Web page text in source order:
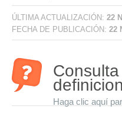
ÚLTIMA ACTUALIZACIÓN: 22
FECHA DE PUBLICACIÓN: 22
Haga clic aquí